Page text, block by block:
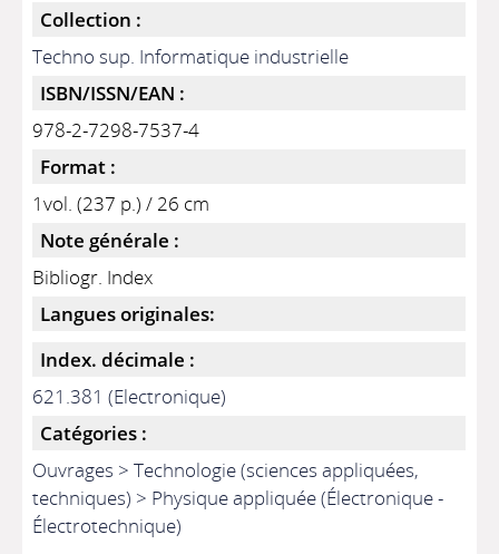
Collection :
Techno sup. Informatique industrielle
ISBN/ISSN/EAN :
978-2-7298-7537-4
Format :
1vol. (237 p.) / 26 cm
Note générale :
Bibliogr. Index
Langues originales:
Index. décimale :
621.381 (Electronique)
Catégories :
Ouvrages > Technologie (sciences appliquées,
techniques) > Physique appliquée (Électronique -
Électrotechnique)